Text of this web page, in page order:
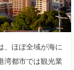
、ほぼ全域が海に
湾都市では観光業